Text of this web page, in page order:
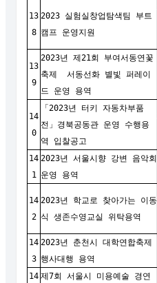
13
8
2023 실험실창업탐색팀 부트
캠프 운영지원
13
9
2023년 제21회 부여서동연꽃
축제 서동선화 별빛 퍼레이
드 운영 용역
14
0
「2023년 터키 자동차부품
전」경북공동관 운영 수행용
역 입찰공고
14
1
2023년 서울시향 강변 음악회
운영 용역
14
2
2023년 학교로 찾아가는 이동
식 생존수영교실 위탁용역
14
3
2023년 춘천시 대학연합축제
행사대행 용역
14 제7회 서울시 미용예술 경연